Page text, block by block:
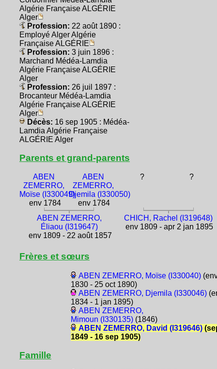
Algérie Française ALGÉRIE
Alger
Profession: 22 août 1890 :
Employé Alger Algérie
Française ALGÉRIE
Profession: 3 juin 1896 :
Marchand Médéa-Lamdia
Algérie Française ALGÉRIE
Alger
Profession: 26 juil 1897 :
Brocanteur Médéa-Lamdia
Algérie Française ALGÉRIE
Alger
Décès: 16 sep 1905 : Médéa-
Lamdia Algérie Française
ALGÉRIE Alger
Parents et grand-parents
ABEN
ZEMERRO,
Moïse (I330049)
env 1784
ABEN
ZEMERRO,
Djemila (I330050)
env 1784
? ?
ABEN ZEMERRO,
Éliaou (I319647)
env 1809 - 22 août 1857
CHICH, Rachel (I319648)
env 1809 - apr 2 jan 1895
Frères et sœurs
ABEN ZEMERRO, Moïse (I330040)
1830 - 25 oct 1890)
ABEN ZEMERRO, Djemila (I330046)
1834 - 1 jan 1895)
ABEN ZEMERRO,
Mimoun (I330135)(1846)
ABEN ZEMERRO, David (I319646)
1849 - 16 sep 1905)
Famille